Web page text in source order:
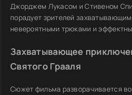
Джорджем Лукасом и Стивеном
порадует зрителей
невероятными трюками и
Захватывающее
Святого Грааля
Сюжет фильма разворачивается